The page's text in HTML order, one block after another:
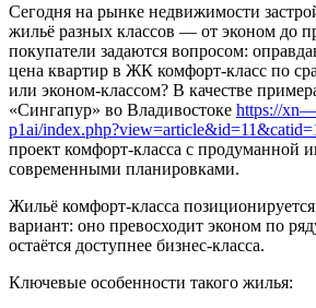
Сегодня на рынке недвижимости
жильё разных классов — от эконом до
покупатели задаются вопросом:
цена квартир в ЖК комфорт-класс по
или эконом-классом? В качестве
«Сингапур» во Владивостоке https://
p1ai/
проект комфорт-класса с продуманной
современными планировками.
Жильё комфорт-класса
вариант: оно превосходит эконом по
остаётся доступнее бизнес-класса.
Ключевые особенности такого жилья: